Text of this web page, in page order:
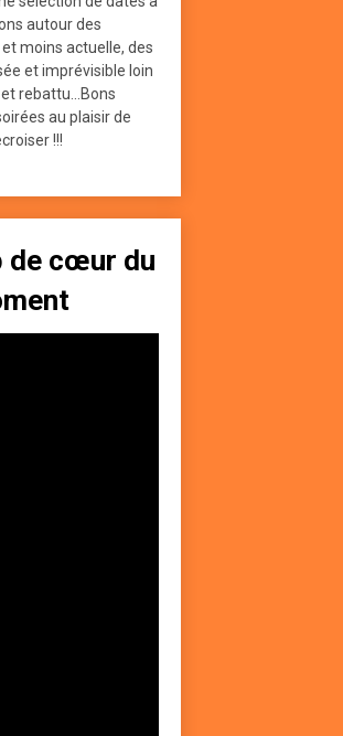
autour des
moins actuelle, des
et imprévisible loin
rebattu...Bons
au plaisir de
!!!
de cœur du